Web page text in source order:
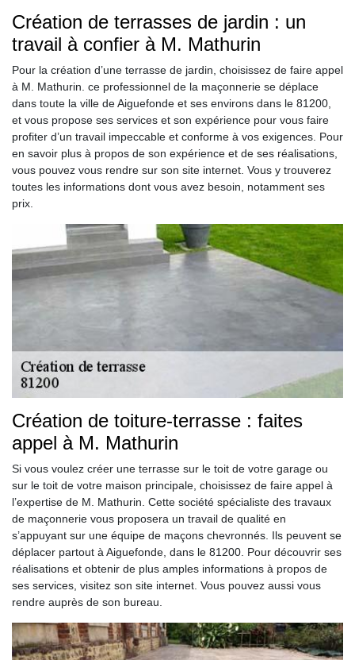
Création de terrasses de jardin : un
travail à confier à M. Mathurin
Pour la création d’une terrasse de jardin, choisissez de faire appel
à M. Mathurin. ce professionnel de la maçonnerie se déplace
dans toute la ville de Aiguefonde et ses environs dans le 81200,
et vous propose ses services et son expérience pour vous faire
profiter d’un travail impeccable et conforme à vos exigences. Pour
en savoir plus à propos de son expérience et de ses réalisations,
vous pouvez vous rendre sur son site internet. Vous y trouverez
toutes les informations dont vous avez besoin, notamment ses
prix.
Création de toiture-terrasse : faites
appel à M. Mathurin
Si vous voulez créer une terrasse sur le toit de votre garage ou
sur le toit de votre maison principale, choisissez de faire appel à
l’expertise de M. Mathurin. Cette société spécialiste des travaux
de maçonnerie vous proposera un travail de qualité en
s’appuyant sur une équipe de maçons chevronnés. Ils peuvent se
déplacer partout à Aiguefonde, dans le 81200. Pour découvrir ses
réalisations et obtenir de plus amples informations à propos de
ses services, visitez son site internet. Vous pouvez aussi vous
rendre auprès de son bureau.